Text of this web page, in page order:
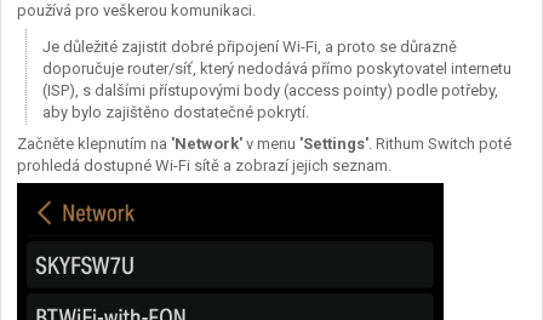
používá pro veškerou komunikaci.
Je důležité zajistit dobré připojení Wi-Fi, a proto se důrazně
doporučuje router/síť, který nedodává přímo poskytovatel internetu
(ISP), s dalšími přístupovými body (access pointy) podle potřeby,
aby bylo zajištěno dostatečné pokrytí.
Začněte klepnutím na 'Network' v menu 'Settings' . Rithum Switch poté
prohledá dostupné Wi-Fi sítě a zobrazí jejich seznam.